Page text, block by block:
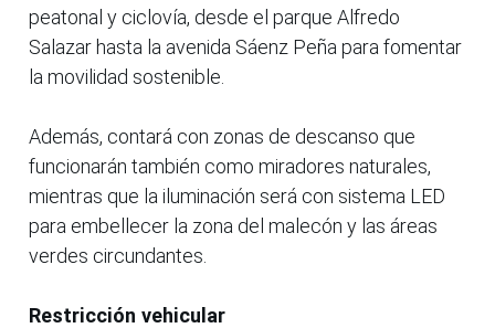
peatonal y ciclovía, desde el parque Alfredo
Salazar hasta la avenida Sáenz Peña para fomentar
la movilidad sostenible.
Además, contará con zonas de descanso que
funcionarán también como miradores naturales,
mientras que la iluminación será con sistema LED
para embellecer la zona del malecón y las áreas
verdes circundantes.
Restricción vehicular